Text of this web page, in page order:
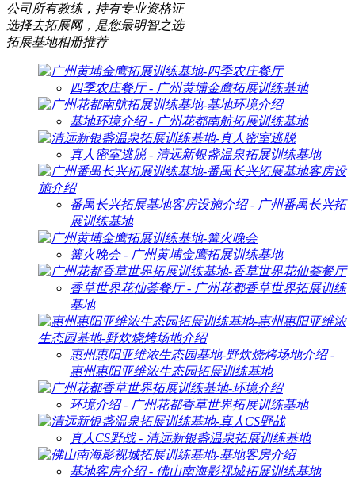
公司所有教练，持有专业资格证
选择去拓展网，是您最明智之选
拓展基地相册推荐
四季农庄餐厅 - 广州黄埔金鹰拓展训练基地
基地环境介绍 - 广州花都南航拓展训练基地
真人密室逃脱 - 清远新银盏温泉拓展训练基地
番禺长兴拓展基地客房设施介绍 - 广州番禺长兴拓
展训练基地
篝火晚会 - 广州黄埔金鹰拓展训练基地
香草世界花仙荟餐厅 - 广州花都香草世界拓展训练
基地
惠州惠阳亚维浓生态园基地-野炊烧烤场地介绍 -
惠州惠阳亚维浓生态园拓展训练基地
环境介绍 - 广州花都香草世界拓展训练基地
真人CS野战 - 清远新银盏温泉拓展训练基地
基地客房介绍 - 佛山南海影视城拓展训练基地